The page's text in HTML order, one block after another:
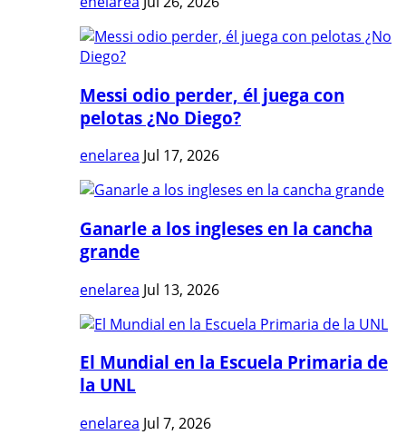
Messi odio perder, él juega con
pelotas ¿No Diego?
enelarea Jul 17, 2026
Ganarle a los ingleses en la cancha
grande
enelarea Jul 13, 2026
El Mundial en la Escuela Primaria de
la UNL
enelarea Jul 7, 2026